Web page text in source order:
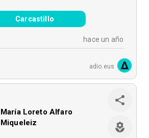
Carcastillo
hace un año
adio.eus
María Loreto Alfaro
Miqueleiz